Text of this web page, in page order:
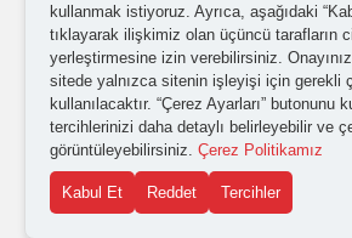
Gönder
kullanmak istiyoruz. Ayrıca, aşağıdaki
tıklayarak ilişkimiz olan üçüncü tarafların
yerleştirmesine izin verebilirsiniz.
sitede yalnızca sitenin işleyişi için gerekli
kullanılacaktır. “Çerez Ayarları” butonunu
tercihlerinizi daha detaylı belirleyebilir ve
görüntüleyebilirsiniz. Çerez Politikamız
Kabul Et Reddet Tercihler